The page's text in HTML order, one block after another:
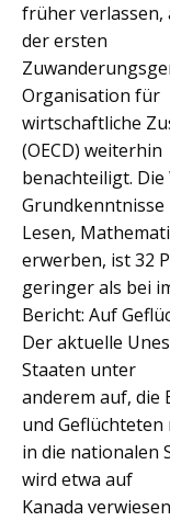
früher verlassen,
der ersten
Organisation für
wirtschaftliche
(OECD) weiterhin
benachteiligt.
Grundkenntnisse
Lesen,
erwerben, ist 32
geringer als bei
Bericht: Auf
Der aktuelle
Staaten unter
anderem auf,
und Geflüchteten
in die nationalen
wird etwa auf
Kanada